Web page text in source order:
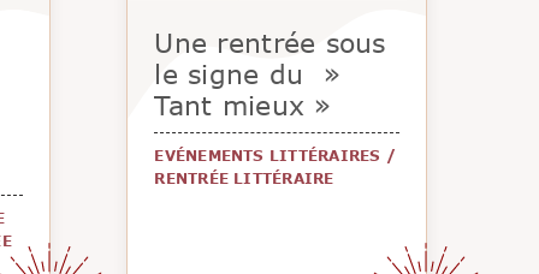
Une rentrée sous
le signe du »
Tant mieux »
EVÉNEMENTS LITTÉRAIRES /
RENTRÉE LITTÉRAIRE